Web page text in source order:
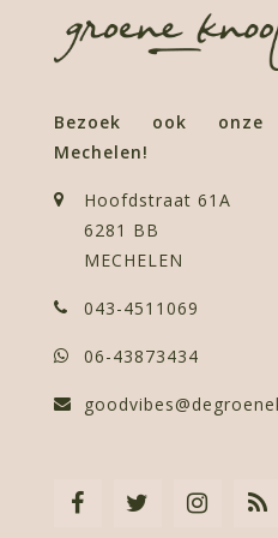
Bezoek ook
Mechelen!
Hoofdstraat 61A
6281 BB
MECHELEN
043-4511069
06-43873434